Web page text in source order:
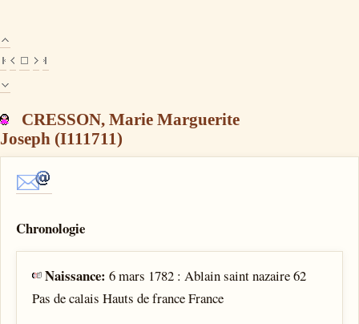
CRESSON, Marie Marguerite
Joseph (I111711)
Chronologie
Naissance:6 mars 1782 : Ablain saint nazaire 62
Pas de calais Hauts de france France